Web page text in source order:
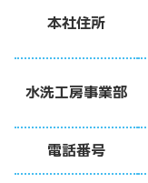
本社住所
水洗工房事業部
電話番号